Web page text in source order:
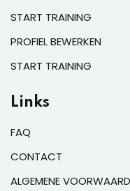
START TRAINING
PROFIEL BEWERKEN
START TRAINING
Links
FAQ
CONTACT
ALGEMENE